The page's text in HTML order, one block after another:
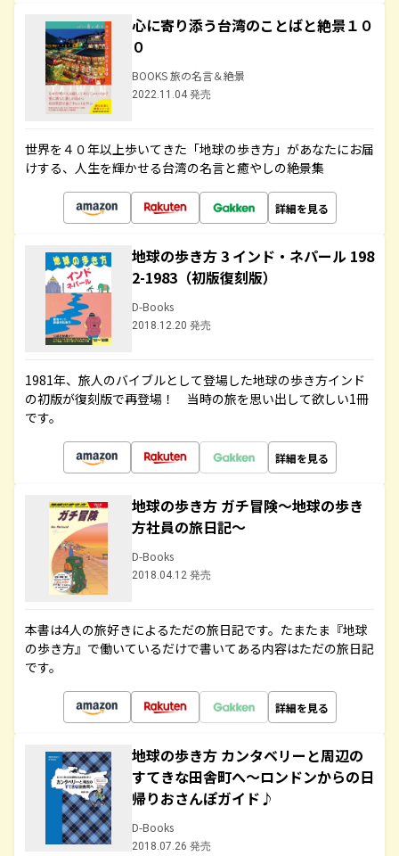
心に寄り添う台湾のことばと絶景１０
０
BOOKS 旅の名言＆絶景
2022.11.04 発売
世界を４０年以上歩いてきた「地球の歩き方」があなたにお届
けする、人生を輝かせる台湾の名言と癒やしの絶景集
詳細を見る
地球の歩き方 3 インド・ネパール 198
2-1983（初版復刻版）
D-Books
2018.12.20 発売
1981年、旅人のバイブルとして登場した地球の歩き方インド
の初版が復刻版で再登場！ 当時の旅を思い出して欲しい1冊
です。
詳細を見る
地球の歩き方 ガチ冒険～地球の歩き
方社員の旅日記～
D-Books
2018.04.12 発売
本書は4人の旅好きによるただの旅日記です。たまたま『地球
の歩き方』で働いているだけで書いてある内容はただの旅日記
です。
詳細を見る
地球の歩き方 カンタベリーと周辺の
すてきな田舎町へ～ロンドンからの日
帰りおさんぽガイド♪
D-Books
2018.07.26 発売